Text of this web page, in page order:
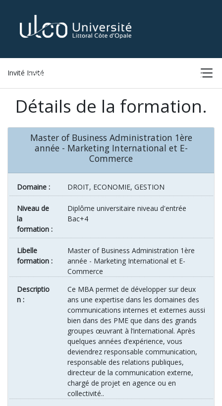
Invité Invité
ACCUEIL CONNEXION
Détails de la formation.
Master of Business Administration 1ère
année - Marketing International et E-
Commerce
Domaine : DROIT, ECONOMIE, GESTION
Niveau de
la
formation :
Diplôme universitaire niveau d'entrée
Bac+4
Libelle
formation :
Master of Business Administration 1ère
année - Marketing International et E-
Commerce
Descriptio
n :
Ce MBA permet de développer sur deux
ans une expertise dans les domaines des
communications internes et externes aussi
bien dans des PME que dans des grands
groupes œuvrant à l’international. Après
quelques années d’expérience, vous
deviendrez responsable communication,
responsable des relations publiques,
directeur de la communication externe,
chargé de projet en agence ou en
collectivité..